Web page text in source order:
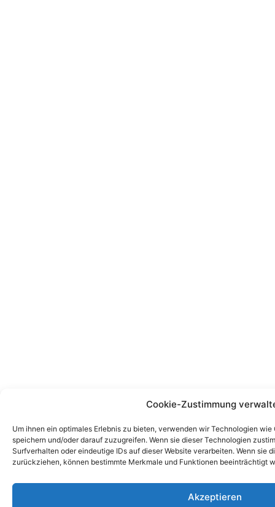
Cookie-Zustimmung
Um ihnen ein optimales Erlebnis zu bieten, verwenden wir Technologien
speichern und/oder darauf zuzugreifen. Wenn sie dieser Technologien
Surfverhalten oder eindeutige IDs auf dieser Website verarbeiten. Wenn sie
zurückziehen, können bestimmte Merkmale und Funktionen beeinträchtigt
Akzeptieren